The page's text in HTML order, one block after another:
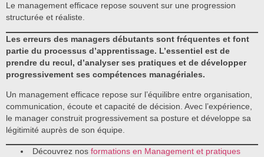
Le management efficace repose souvent sur une progression
structurée et réaliste.
Les erreurs des managers débutants sont fréquentes et font
partie du processus d’apprentissage. L’essentiel est de
prendre du recul, d’analyser ses pratiques et de développer
progressivement ses compétences managériales.
Un management efficace repose sur l’équilibre entre organisation,
communication, écoute et capacité de décision. Avec l’expérience,
le manager construit progressivement sa posture et développe sa
légitimité auprès de son équipe.
Découvrez nos formations en Management et pratiques